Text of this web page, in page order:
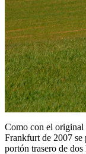
Como con el original
Frankfurt de 2007 se
portón trasero de